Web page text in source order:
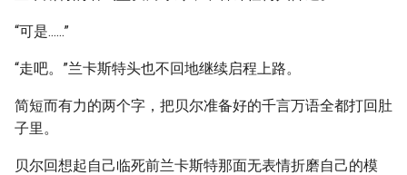
“可是......”
“走吧。”兰卡斯特头也不回地继续启程上路。
简短而有力的两个字，把贝尔准备好的千言万语全都打回肚
子里。
贝尔回想起自己临死前兰卡斯特那面无表情折磨自己的模